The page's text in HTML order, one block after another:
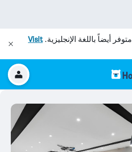
متوفر أيضاً باللغة الإنجليزية.Visit